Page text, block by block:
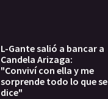
L-Gante salió a bancar a
Candela Arizaga:
"Conviví con ella y me
sorprende todo lo que se
dice"